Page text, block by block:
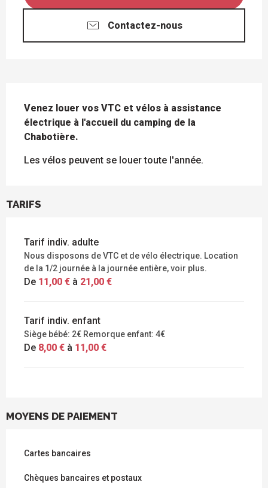
Contactez-nous
Venez louer vos VTC et vélos à assistance
électrique à l'accueil du camping de la
Chabotière.
Les vélos peuvent se louer toute l'année.
TARIFS
Tarif indiv. adulte
Nous disposons de VTC et de vélo électrique. Location
de la 1/2 journée à la journée entière, voir plus.
De 11,00 € à 21,00 €
Tarif indiv. enfant
Siège bébé: 2€ Remorque enfant: 4€
De 8,00 € à 11,00 €
MOYENS DE PAIEMENT
Cartes bancaires
Chèques bancaires et postaux